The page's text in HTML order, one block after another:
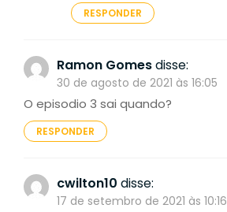
RESPONDER
Ramon Gomesdisse:
30 de agosto de 2021 às 16:05
O episodio 3 sai quando?
RESPONDER
cwilton10 disse:
17 de setembro de 2021 às 10:16